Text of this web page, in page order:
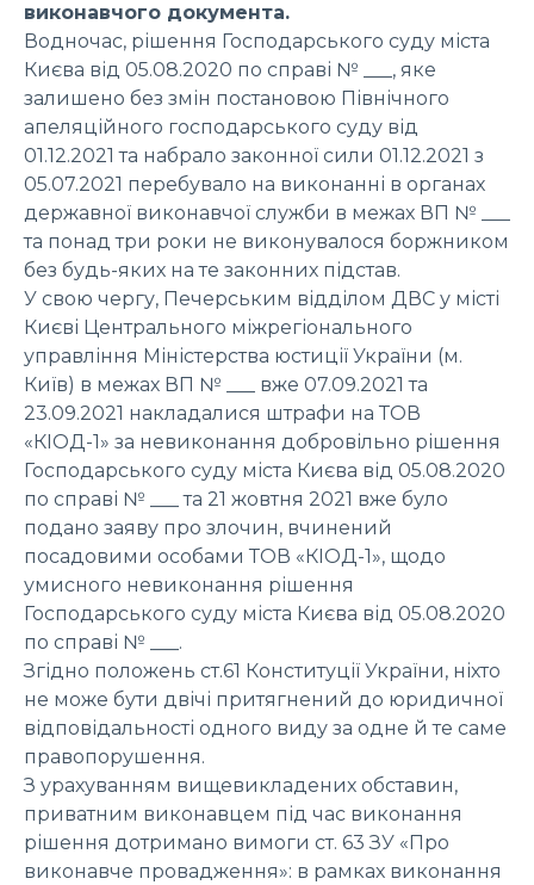
виконавчого документа.
Водночас, рішення Господарського суду міста
Києва від 05.08.2020 по справі № ___, яке
залишено без змін постановою Північного
апеляційного господарського суду від
01.12.2021 та набрало законної сили 01.12.2021 з
05.07.2021 перебувало на виконанні в органах
державної виконавчої служби в межах ВП № ___
та понад три роки не виконувалося боржником
без будь-яких на те законних підстав.
У свою чергу, Печерським відділом ДВС у місті
Києві Центрального міжрегіонального
управління Міністерства юстиції України (м.
Київ) в межах ВП № ___ вже 07.09.2021 та
23.09.2021 накладалися штрафи на ТОВ
«КІОД-1» за невиконання добровільно рішення
Господарського суду міста Києва від 05.08.2020
по справі № ___ та 21 жовтня 2021 вже було
подано заяву про злочин, вчинений
посадовими особами ТОВ «КІОД-1», щодо
умисного невиконання рішення
Господарського суду міста Києва від 05.08.2020
по справі № ___.
Згідно положень ст.61 Конституції України, ніхто
не може бути двічі притягнений до юридичної
відповідальності одного виду за одне й те саме
правопорушення.
З урахуванням вищевикладених обставин,
приватним виконавцем під час виконання
рішення дотримано вимоги ст. 63 ЗУ «Про
виконавче провадження»: в рамках виконання